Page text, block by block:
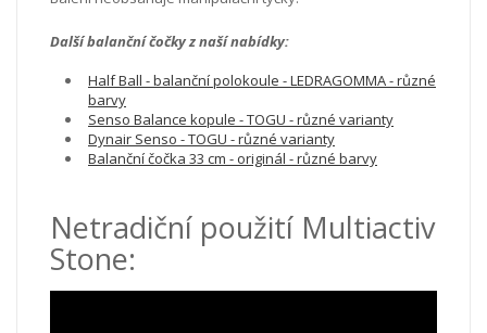
Další balanční čočky z naší nabídky:
Half Ball - balanční polokoule - LEDRAGOMMA - různé
barvy
Senso Balance kopule - TOGU - různé varianty
Dynair Senso - TOGU - různé varianty
Balanční čočka 33 cm - originál - různé barvy
Netradiční použití Multiactiv
Stone: